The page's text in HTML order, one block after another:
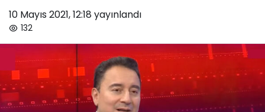
10 Mayıs 2021, 12:18 yayınlandı
132